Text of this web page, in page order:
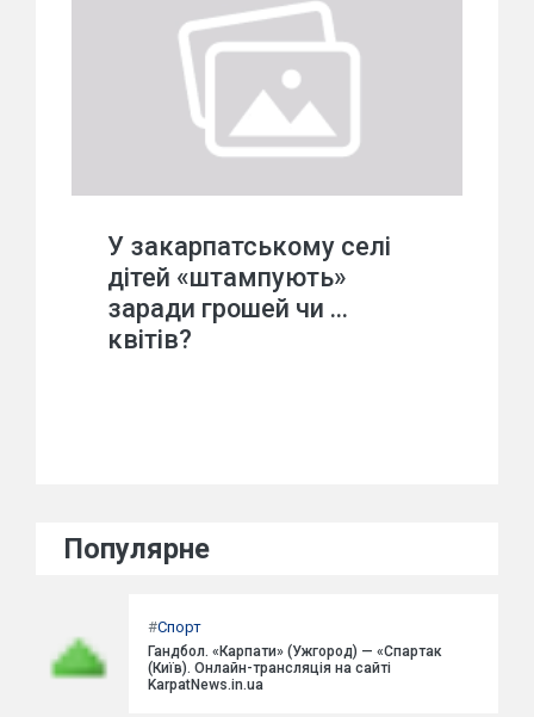
У закарпатському селі
дітей «штампують»
заради грошей чи …
квітів?
Популярне
#Спорт
Гандбол. «Карпати» (Ужгород) — «Спартак
(Київ). Онлайн-трансляція на сайті
KarpatNews.in.ua